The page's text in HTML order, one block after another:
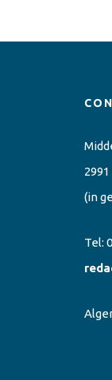
(in
Tel: